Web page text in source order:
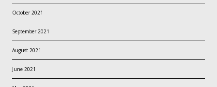
October 2021
September 2021
August 2021
June 2021